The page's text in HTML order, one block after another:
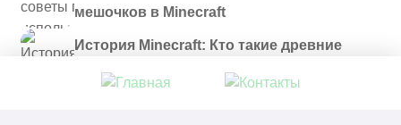
мешочков в Minecraft
История Minecraft: Кто такие древние